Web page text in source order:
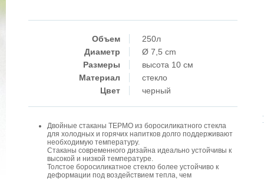
Объем
250л
Диаметр
Ø 7,5 cm
Размеры
высота 10 см
Материал
стекло
Цвет
черный
Двойные стаканы ТЕРМО из боросиликатного стекла
для холодных и горячих напитков долго поддерживают
необходимую температуру.
Стаканы современного дизайна идеально устойчивы к
высокой и низкой температуре.
Толстое боросиликатное стекло более устойчиво к
деформации под воздействием тепла, чем